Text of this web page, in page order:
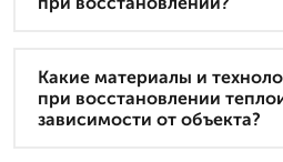
Какие материалы и
при восстановлении
зависимости от объекта?